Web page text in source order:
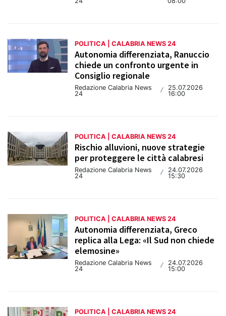
POLITICA | CALABRIA NEWS 24
Autonomia differenziata, Ranuccio
chiede un confronto urgente in
Consiglio regionale
Redazione Calabria News
24
/
25.07.2026
16:00
POLITICA | CALABRIA NEWS 24
Rischio alluvioni, nuove strategie
per proteggere le città calabresi
Redazione Calabria News
24
/
24.07.2026
15:30
POLITICA | CALABRIA NEWS 24
Autonomia differenziata, Greco
replica alla Lega: «Il Sud non chiede
elemosine»
Redazione Calabria News
24
/
24.07.2026
15:00
POLITICA | CALABRIA NEWS 24